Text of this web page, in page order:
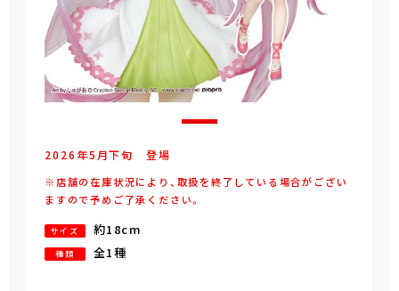
2026年5 月下旬 登場
※店舗の在庫状況により、取扱を終了している場合がござい
ますので予めご了承ください。
サイズ 約18cm
種類 全1種